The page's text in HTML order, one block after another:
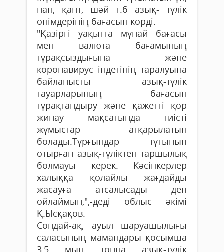
нан, қант, шәй т.б азық- түлік
өнімдерінің бағасын көрді.
"Қазіргі уақытта мұнай бағасы
мен валюта бағамының
тұрақсыздығына және
коронавирус індетінің таралуына
байланысты азық-түлік
тауарларының бағасын
тұрақтандыру және қажетті қор
жинау мақсатында тиісті
жұмыстар атқарылатын
болады.Тұрғындар тұтынып
отырған азық-түліктен таршылық
болмауы керек. Кәсіпкерлер
халыққа қолайлы жағдайды
жасауға атсалысады деп
ойлаймын,",-деді облыс әкімі
Қ.Ысқақов.
Сондай-ақ, ауыл шаруашылығы
саласының мамандары қосымша
3,5 мың тонна азық-түлік